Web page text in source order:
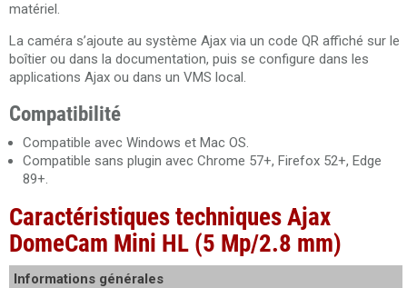
matériel.
La caméra s’ajoute au système Ajax via un code QR affiché sur le
boîtier ou dans la documentation, puis se configure dans les
applications Ajax ou dans un VMS local.
Compatibilité
Compatible avec Windows et Mac OS.
Compatible sans plugin avec Chrome 57+, Firefox 52+, Edge
89+.
Caractéristiques techniques Ajax
DomeCam Mini HL (5 Mp/2.8 mm)
Informations générales